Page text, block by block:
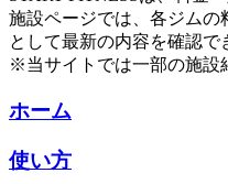
施設ページでは、各ジム
として最新の内容を確認
※当サイトでは一部の施設
ホーム
使い方